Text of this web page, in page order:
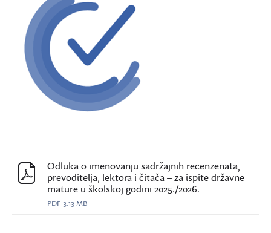
Odluka o imenovanju sadržajnih recenzenata,
prevoditelja, lektora i čitača – za ispite državne
mature u školskoj godini 2025./2026.
PDF 3.13 MB